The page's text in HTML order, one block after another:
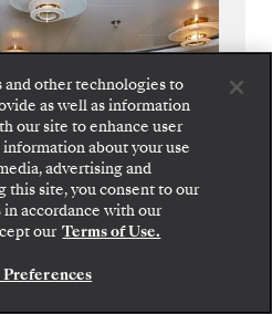
and other technologies to
as well as information
our site to enhance user
about your use
advertising and
this site, you consent to our
accordance with our
our Terms of Use.
Preferences